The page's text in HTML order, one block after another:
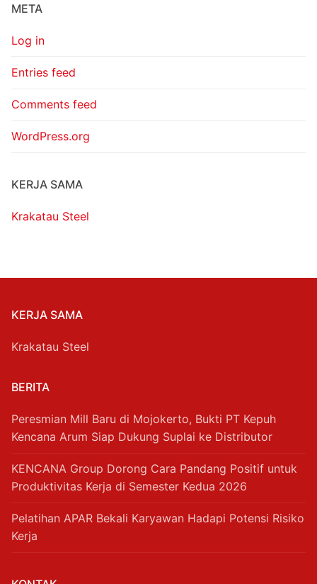
META
Log in
Entries feed
Comments feed
WordPress.org
KERJA SAMA
Krakatau Steel
KERJA SAMA
Krakatau Steel
BERITA
Peresmian Mill Baru di Mojokerto, Bukti PT Kepuh
Kencana Arum Siap Dukung Suplai ke Distributor
KENCANA Group Dorong Cara Pandang Positif untuk
Produktivitas Kerja di Semester Kedua 2026
Pelatihan APAR Bekali Karyawan Hadapi Potensi Risiko
Kerja